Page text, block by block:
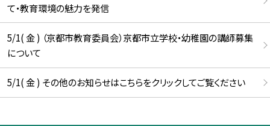
て・教育環境の魅力を発信
5/1( 金 ) （京都市教育委員会）京都市立学校・幼稚園の講師募集
について
5/1( 金 ) その他のお知らせはこちらをクリックしてご覧ください